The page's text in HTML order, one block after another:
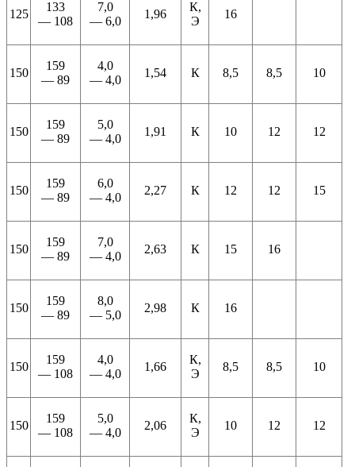
125
133
— 108
7,0
— 6,0
1,96
К,
Э
16
150
159
— 89
4,0
— 4,0
1,54 К 8,5 8,5 10
150
159
— 89
5,0
— 4,0
1,91 К 10 12 12
150
159
— 89
6,0
— 4,0
2,27 К 12 12 15
150
159
— 89
7,0
— 4,0
2,63 К 15 16
150
159
— 89
8,0
— 5,0
2,98 К 16
150
159
— 108
4,0
— 4,0
1,66
К,
Э
8,5 8,5 10
150
159
— 108
5,0
— 4,0
2,06
К,
Э
10 12 12